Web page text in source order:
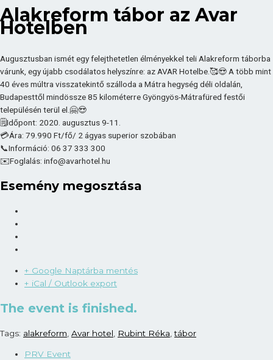
Alakreform tábor az Avar
Hotelben
Augusztusban ismét egy felejthetetlen élményekkel teli Alakreform táborba
várunk, egy újabb csodálatos helyszínre: az AVAR Hotelbe.🥰😍 A több mint
40 éves múltra visszatekintő szálloda a Mátra hegység déli oldalán,
Budapesttől mindössze 85 kilométerre Gyöngyös-Mátrafüred festői
településén terül el.🤗😍
🗒️Időpont: 2020. augusztus 9-11.
💳Ára: 79.990 Ft/fő/ 2 ágyas superior szobában
📞Információ: 06 37 333 300
✉️Foglalás: info@avarhotel.hu
Esemény megosztása
+ Google Naptárba mentés
+ iCal / Outlook export
The event is finished.
Tags: alakreform Avar hotel Rubint Réka ,tábor
PRV Event